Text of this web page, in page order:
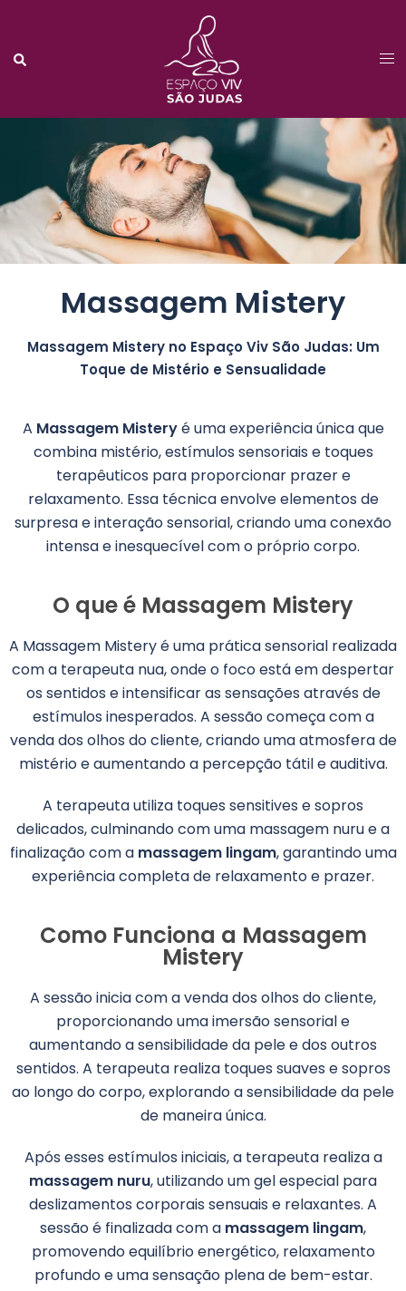
Massagem Mistery
Massagem Mistery no Espaço Viv São Judas: Um
Toque de Mistério e Sensualidade
A Massagem Misteryé uma experiência única que
combina mistério, estímulos sensoriais e toques
terapêuticos para proporcionar prazer e
relaxamento. Essa técnica envolve elementos de
surpresa e interação sensorial, criando uma conexão
intensa e inesquecível com o próprio corpo.
O que é Massagem Mistery
A Massagem Mistery é uma prática sensorial realizada
com a terapeuta nua, onde o foco está em despertar
os sentidos e intensificar as sensações através de
estímulos inesperados. A sessão começa com a
venda dos olhos do cliente, criando uma atmosfera de
mistério e aumentando a percepção tátil e auditiva.
A terapeuta utiliza toques sensitives e sopros
delicados, culminando com uma massagem nuru e a
finalização com a massagem lingam, garantindo uma
experiência completa de relaxamento e prazer.
Como Funciona a Massagem
Mistery
A sessão inicia com a venda dos olhos do cliente,
proporcionando uma imersão sensorial e
aumentando a sensibilidade da pele e dos outros
sentidos. A terapeuta realiza toques suaves e sopros
ao longo do corpo, explorando a sensibilidade da pele
de maneira única.
Após esses estímulos iniciais, a terapeuta realiza a
massagem nuru, utilizando um gel especial para
deslizamentos corporais sensuais e relaxantes. A
sessão é finalizada com a massagem lingam,
promovendo equilíbrio energético, relaxamento
profundo e uma sensação plena de bem-estar.